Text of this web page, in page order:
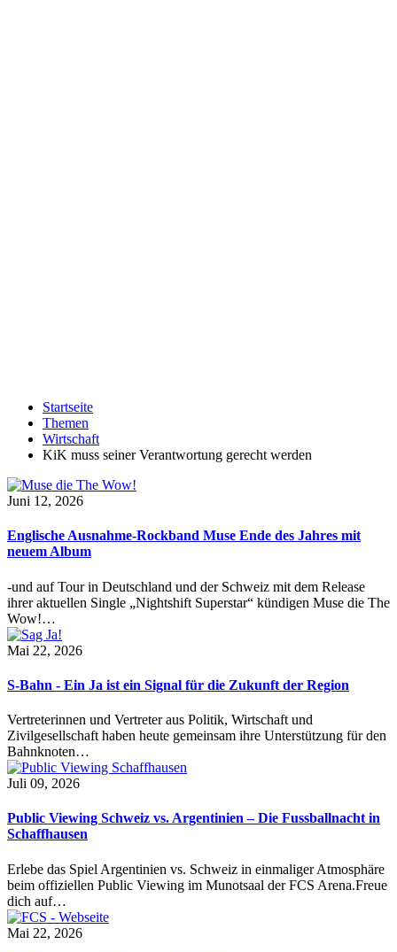
Startseite
Themen
Wirtschaft
KiK muss seiner Verantwortung gerecht werden
Juni 12, 2026
Englische Ausnahme-Rockband Muse Ende des Jahres mit
neuem Album
-und auf Tour in Deutschland und der Schweiz mit dem Release
ihrer aktuellen Single „Nightshift Superstar“ kündigen Muse die The
Wow!…
Mai 22, 2026
S-Bahn - Ein Ja ist ein Signal für die Zukunft der Region
Vertreterinnen und Vertreter aus Politik, Wirtschaft und
Zivilgesellschaft haben heute gemeinsam ihre Unterstützung für den
Bahnknoten…
Juli 09, 2026
Public Viewing Schweiz vs. Argentinien – Die Fussballnacht in
Schaffhausen
Erlebe das Spiel Argentinien vs. Schweiz in einmaliger Atmosphäre
beim offiziellen Public Viewing im Munotsaal der FCS Arena.Freue
dich auf…
Mai 22, 2026